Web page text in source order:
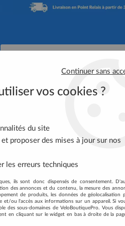
Cycliste
SUR
d'acquérir un VTT premiumà
bénéficient de la garantie
Continuer sans
vos cookies ?
du site
proposer des mises à jour sur nos
les erreurs techniques
ils sont donc dispensés de consentement.
des annonces et du contenu, la mesure des
de produits, les données de géolocalisation
et/ou l'accès aux informations sur un appareil. Si
des sous-domaines de VeloBoutiquePro. Vous
en cliquant sur le widget en bas à droite de la